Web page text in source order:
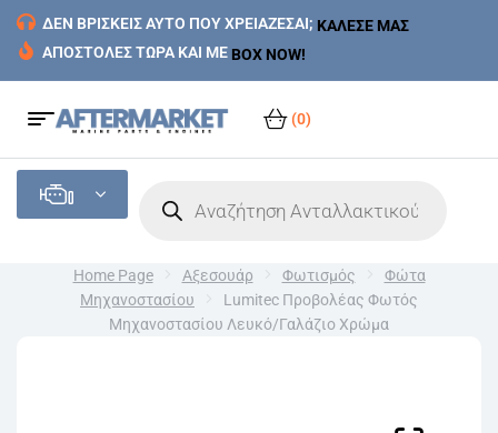
ΔΕΝ ΒΡΙΣΚΕΙΣ ΑΥΤΟ ΠΟΥ ΧΡΕΙΑΖΕΣΑΙ; ΚΑΛΕΣΕ ΜΑΣ
ΑΠΟΣΤΟΛΕΣ ΤΩΡΑ ΚΑΙ ΜΕ BOX NOW!
(0)
Home Page Αξεσουάρ Φωτισμός
Φώτα
Μηχανοστασίου
Lumitec Προβολέας Φωτός
Μηχανοστασίου Λευκό/Γαλάζιο Χρώμα